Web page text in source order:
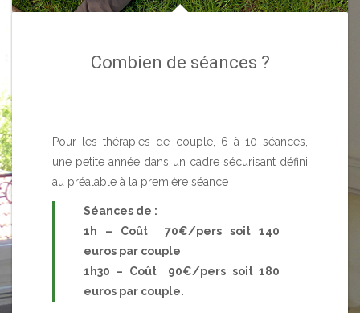
Combien de séances ?
Pour les thérapies de couple, 6 à 10 séances,
une petite année dans un cadre sécurisant défini
au préalable à la première séance
Séances de :
1h – Coût 70€/pers soit 140
euros par couple
1h30 – Coût 90€/pers soit 180
euros par couple.